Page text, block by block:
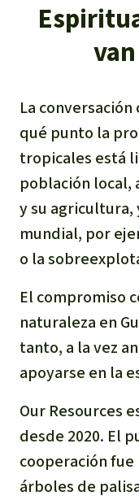
La
qué punto la
tropicales está
población local,
y su agricultura,
mundial, por
o la
El compromiso
naturaleza en
tanto, a la vez
apoyarse en la
Our Resources
desde 2020. El
cooperación
árboles de